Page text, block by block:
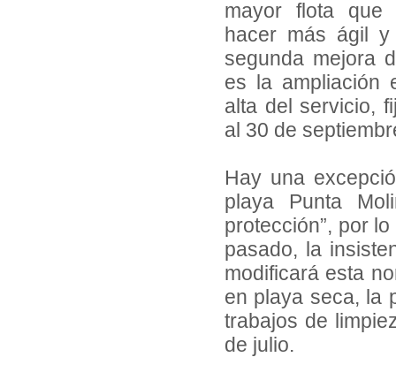
mayor flota que
hacer más ágil
segunda mejora
es la ampliación
alta del servicio,
al 30 de
Hay una
playa Punta
protección”, por
pasado, la
modificará esta
en playa seca, la
trabajos de
de julio.